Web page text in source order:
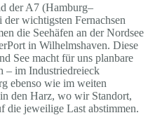
der A7 (Hamburg–
wichtigsten Fernachsen
die Seehäfen an der Nordsee
in Wilhelmshaven. Diese
See macht für uns planbare
– im Industriedreieck
ebenso wie im weiten
den Harz, wo wir Standort,
die jeweilige Last abstimmen.